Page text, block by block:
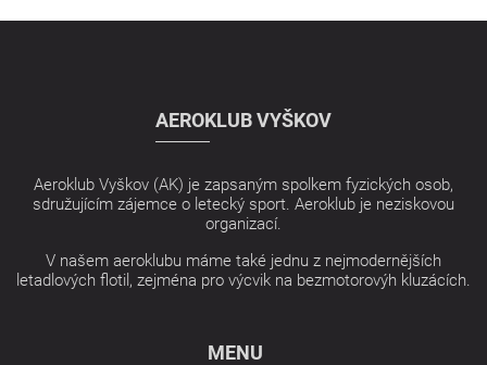
AEROKLUB VYŠKOV
Aeroklub Vyškov (AK) je zapsaným spolkem fyzických osob,
sdružujícím zájemce o letecký sport. Aeroklub je neziskovou
organizací.
V našem aeroklubu máme také jednu z nejmodernějších
letadlových flotil, zejména pro výcvik na bezmotorovýh kluzácích.
MENU